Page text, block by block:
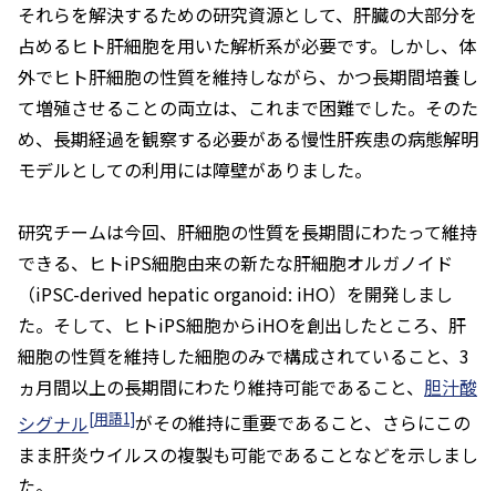
それらを解決するための研究資源として、肝臓の大部分を
占めるヒト肝細胞を用いた解析系が必要です。しかし、体
外でヒト肝細胞の性質を維持しながら、かつ長期間培養し
て増殖させることの両立は、これまで困難でした。そのた
め、長期経過を観察する必要がある慢性肝疾患の病態解明
モデルとしての利用には障壁がありました。
研究チームは今回、肝細胞の性質を長期間にわたって維持
できる、ヒトiPS細胞由来の新たな肝細胞オルガノイド
（iPSC-derived hepatic organoid: iHO）を開発しまし
た。そして、ヒトiPS細胞からiHOを創出したところ、肝
細胞の性質を維持した細胞のみで構成されていること、3
ヵ月間以上の長期間にわたり維持可能であること、 胆汁酸
シグナル[用語1]がその維持に重要であること、さらにこの
まま肝炎ウイルスの複製も可能であることなどを示しまし
た。